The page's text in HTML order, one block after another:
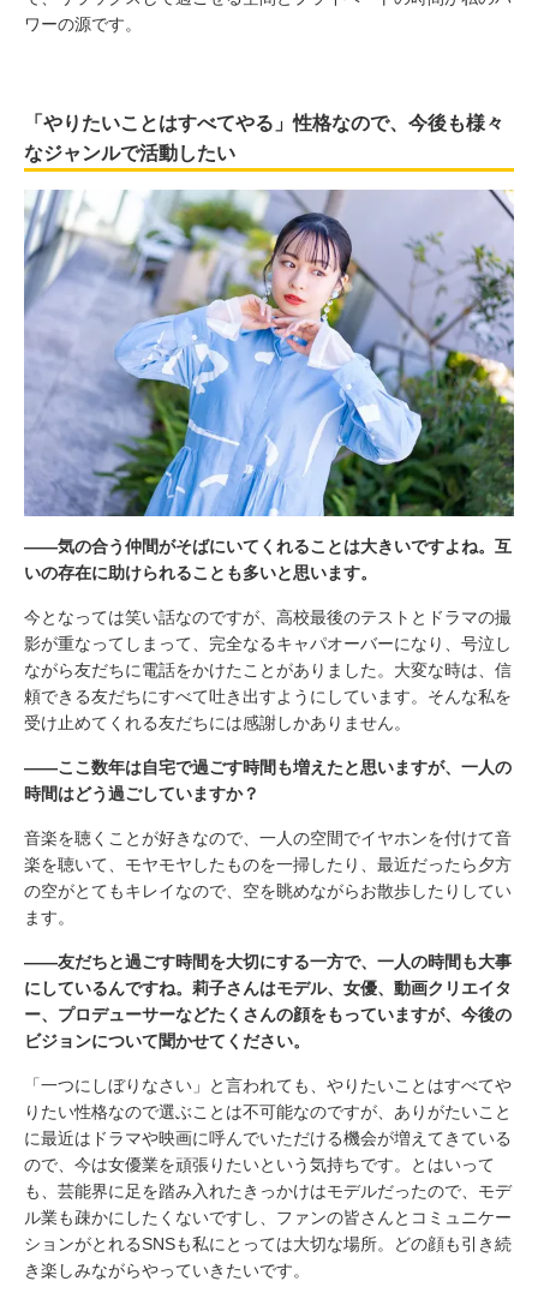
ワーの源です。
「やりたいことはすべてやる」性格なので、今後も様々
なジャンルで活動したい
――気の合う仲間がそばにいてくれることは大きいですよね。互
いの存在に助けられることも多いと思います。
今となっては笑い話なのですが、高校最後のテストとドラマの撮
影が重なってしまって、完全なるキャパオーバーになり、号泣し
ながら友だちに電話をかけたことがありました。大変な時は、信
頼できる友だちにすべて吐き出すようにしています。そんな私を
受け止めてくれる友だちには感謝しかありません。
――ここ数年は自宅で過ごす時間も増えたと思いますが、一人の
時間はどう過ごしていますか？
音楽を聴くことが好きなので、一人の空間でイヤホンを付けて音
楽を聴いて、モヤモヤしたものを一掃したり、最近だったら夕方
の空がとてもキレイなので、空を眺めながらお散歩したりしてい
ます。
――友だちと過ごす時間を大切にする一方で、一人の時間も大事
にしているんですね。莉子さんはモデル、女優、動画クリエイタ
ー、プロデューサーなどたくさんの顔をもっていますが、今後の
ビジョンについて聞かせてください。
「一つにしぼりなさい」と言われても、やりたいことはすべてや
りたい性格なので選ぶことは不可能なのですが、ありがたいこと
に最近はドラマや映画に呼んでいただける機会が増えてきている
ので、今は女優業を頑張りたいという気持ちです。とはいって
も、芸能界に足を踏み入れたきっかけはモデルだったので、モデ
ル業も疎かにしたくないですし、ファンの皆さんとコミュニケー
ションがとれるSNSも私にとっては大切な場所。どの顔も引き続
き楽しみながらやっていきたいです。